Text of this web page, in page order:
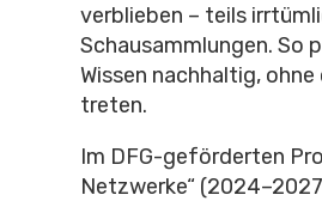
verblieben – teils
Schausammlungen. So
Wissen nachhaltig,
treten.
Im DFG-geförderten
Netzwerke“